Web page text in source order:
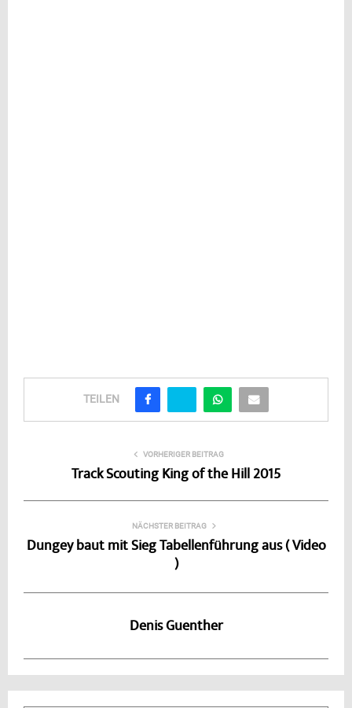
TEILEN
VORHERIGER BEITRAG
Track Scouting King of the Hill 2015
NÄCHSTER BEITRAG
Dungey baut mit Sieg Tabellenführung aus ( Video
)
Denis Guenther